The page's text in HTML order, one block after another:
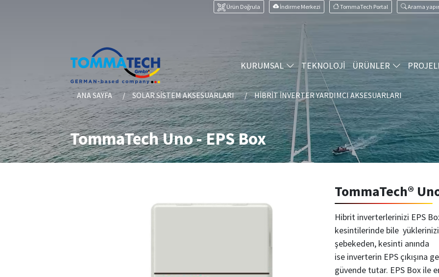
Ürün Doğrula İndirme Merkezi TommaTech Portal Arama
KURUMSAL TEKNOLOJİ ÜRÜNLER
ANA SAYFA SOLAR SISTEM AKSESUARLARI HIBRIT İNVERTER YARDIMCI AKSESUARLARI
TommaTech Uno - EPS Box
TommaTech®
Hibrit inverterlerinizi EPS
kesintilerinde bile
şebekeden, kesinti anında
ise inverterin EPS çıkışına
güvende tutar. EPS Box ile